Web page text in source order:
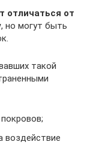
отличаться от
, но могут быть
такой
воздействие